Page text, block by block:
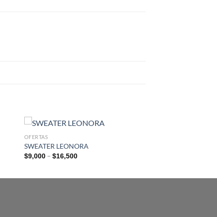
OFERTAS
SWEATER LEONORA
$9,000– $16,500